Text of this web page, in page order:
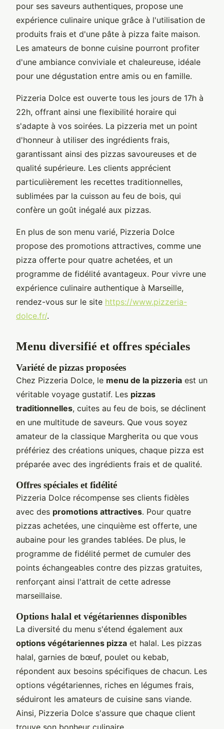
pour ses saveurs authentiques, propose une
expérience culinaire unique grâce à l'utilisation de
produits frais et d'une pâte à pizza faite maison.
Les amateurs de bonne cuisine pourront profiter
d'une ambiance conviviale et chaleureuse, idéale
pour une dégustation entre amis ou en famille.
Pizzeria Dolce est ouverte tous les jours de 17h à
22h, offrant ainsi une flexibilité horaire qui
s'adapte à vos soirées. La pizzeria met un point
d'honneur à utiliser des ingrédients frais,
garantissant ainsi des pizzas savoureuses et de
qualité supérieure. Les clients apprécient
particulièrement les recettes traditionnelles,
sublimées par la cuisson au feu de bois, qui
confère un goût inégalé aux pizzas.
En plus de son menu varié, Pizzeria Dolce
propose des promotions attractives, comme une
pizza offerte pour quatre achetées, et un
programme de fidélité avantageux. Pour vivre une
expérience culinaire authentique à Marseille,
rendez-vous sur le site https://www.pizzeria-
dolce.fr/.
Menu diversifié et offres spéciales
Variété de pizzas proposées
Chez Pizzeria Dolce, le menu de la pizzeria est un
véritable voyage gustatif. Les pizzas
traditionnelles, cuites au feu de bois, se déclinent
en une multitude de saveurs. Que vous soyez
amateur de la classique Margherita ou que vous
préfériez des créations uniques, chaque pizza est
préparée avec des ingrédients frais et de qualité.
Offres spéciales et fidélité
Pizzeria Dolce récompense ses clients fidèles
avec des promotions attractives. Pour quatre
pizzas achetées, une cinquième est offerte, une
aubaine pour les grandes tablées. De plus, le
programme de fidélité permet de cumuler des
points échangeables contre des pizzas gratuites,
renforçant ainsi l'attrait de cette adresse
marseillaise.
Options halal et végétariennes disponibles
La diversité du menu s'étend également aux
options végétariennes pizza et halal. Les pizzas
halal, garnies de bœuf, poulet ou kebab,
répondent aux besoins spécifiques de chacun. Les
options végétariennes, riches en légumes frais,
séduiront les amateurs de cuisine sans viande.
Ainsi, Pizzeria Dolce s'assure que chaque client
trouve son bonheur culinaire.